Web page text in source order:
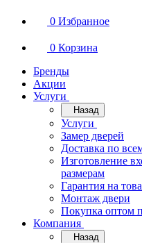
0 Избранное
0 Корзина
Бренды
Акции
Услуги
Назад
Услуги
Замер дверей
Доставка по
Изготовление
размерам
Гарантия на
Монтаж двери
Покупка оптом
Компания
Назад